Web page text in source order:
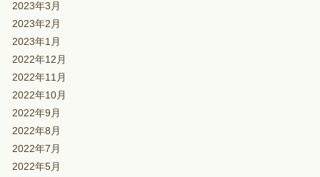
2023年3月
2023年2月
2023年1月
2022年12月
2022年11月
2022年10月
2022年9月
2022年8月
2022年7月
2022年5月